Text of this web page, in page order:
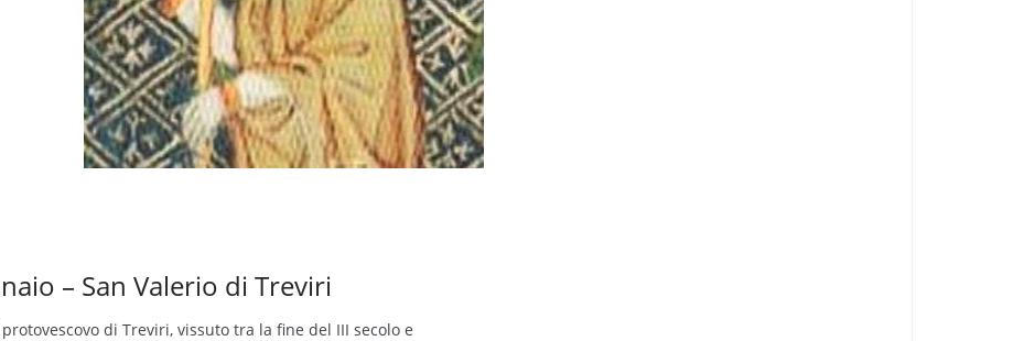
– San Valerio di Treviri
di Treviri, vissuto tra la fine del III secolo e